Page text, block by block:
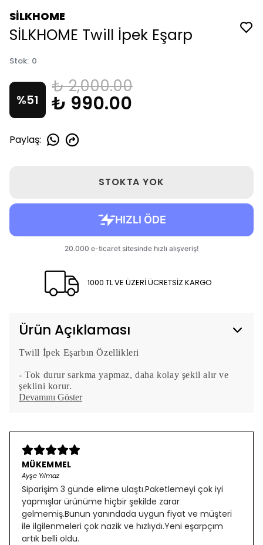
SİLKHOME
SİLKHOME Twill İpek Eşarp
Stok: 0
%51
₺ 2,000.00
₺ 990.00
Paylaş:
STOKTA YOK
1000 TL VE ÜZERİ ÜCRETSİZ KARGO
Ürün Açıklaması
Twill İpek Eşarbın Özellikleri
- Tok durur sarkma yapmaz, daha kolay şekil alır ve
şeklini korur.
Devamını Göster
MÜKEMMEL
Ayşe Yılmaz
Siparişim 3 günde elime ulaştı.Paketlemeyi çok iyi
yapmışlar ürünüme hiçbir şekilde zarar
gelmemiş.Bunun yanındada uygun fiyat ve müşteri
ile ilgilenmeleri çok nazik ve hızlıydı.Yeni eşarpçım
artık belli oldu.